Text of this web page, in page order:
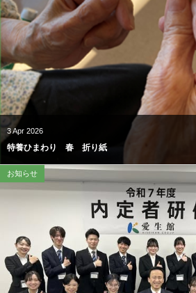
3Apr 2026
特養ひまわり 春 折り紙
お知らせ